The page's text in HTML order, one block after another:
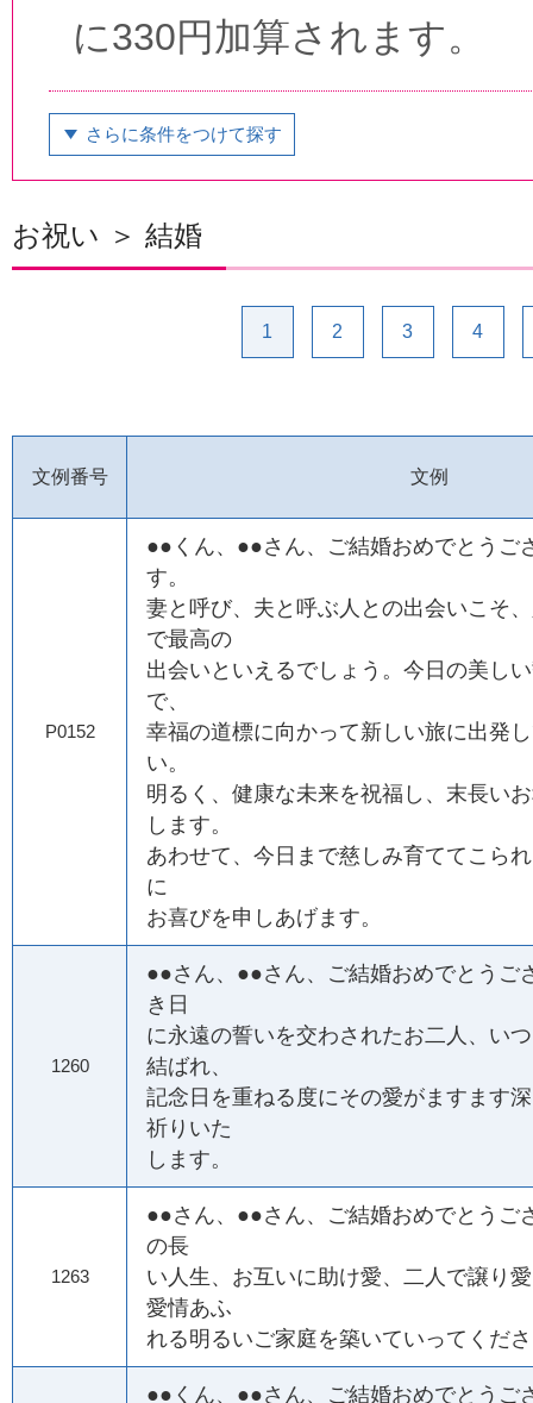
に330円加算されます。
さらに条件をつけて探す
お祝い ＞ 結婚
1 2 3 4
文例番号 文例
P0152
●●くん、●●さん、ご結婚おめでとうご
す。
妻と呼び、夫と呼ぶ人との出会いこそ
で最高の
出会いといえるでしょう。今日の美し
で、
幸福の道標に向かって新しい旅に出発
い。
明るく、健康な未来を祝福し、末長い
します。
あわせて、今日まで慈しみ育ててこら
に
お喜びを申しあげます。
1260
●●さん、●●さん、ご結婚おめでとうご
き日
に永遠の誓いを交わされたお二人、い
結ばれ、
記念日を重ねる度にその愛がますます
祈りいた
します。
1263
●●さん、●●さん、ご結婚おめでとうご
の長
い人生、お互いに助け愛、二人で譲り
愛情あふ
れる明るいご家庭を築いていってくだ
●●くん、●●さん、ご結婚おめでとうご